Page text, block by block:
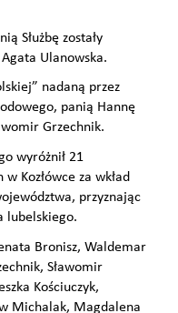
Służbę zostały
Ulanowska.
nadaną przez
panią Hannę
Grzechnik.
wyróżnił 21
Kozłówce za wkład
przyznając
lubelskiego.
Bronisz, Waldemar
Sławomir
Kościuczyk,
Michalak, Magdalena